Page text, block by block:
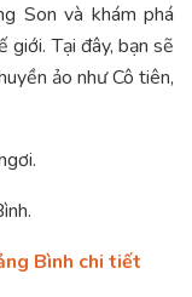
Son và khám phá
giới. Tại đây, bạn sẽ
ảo như Cô tiên,
Bình chi tiết